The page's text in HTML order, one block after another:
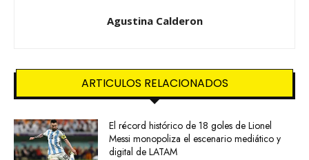
Agustina Calderon
ARTICULOS RELACIONADOS
El récord histórico de 18 goles de Lionel
Messi monopoliza el escenario mediático y
digital de LATAM